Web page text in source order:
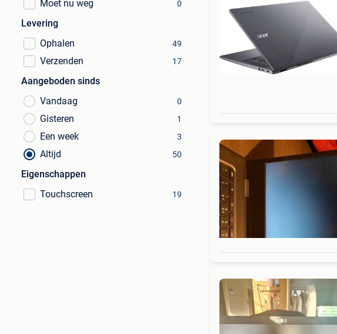
Moet nu weg
0
Levering
Ophalen
49
Verzenden 17
Aangeboden sinds
Vandaag
0
Gisteren 1
Een week 3
Altijd 50
Eigenschappen
Touchscreen
19